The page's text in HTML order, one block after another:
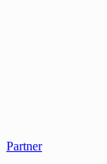
Partner